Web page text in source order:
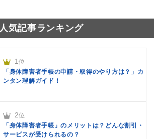
人気記事ランキング
1 位
「身体障害者手帳の申請・取得のやり方は？」カ
ンタン理解ガイド！
2位
「身体障害者手帳」のメリットは？どんな割引・
サービスが受けられるの？